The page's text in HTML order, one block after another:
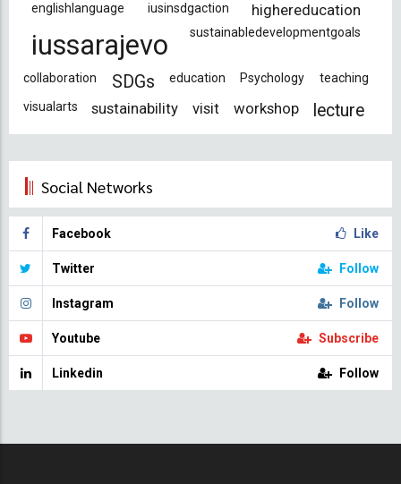
englishlanguage iusinsdgaction highereducation
iussarajevo sustainabledevelopmentgoals
collaboration SDGs education Psychology
teaching
visualarts
sustainability visit workshop lecture
Social Networks
Facebook Like
Twitter Follow
Instagram Follow
Youtube Subscribe
Linkedin Follow